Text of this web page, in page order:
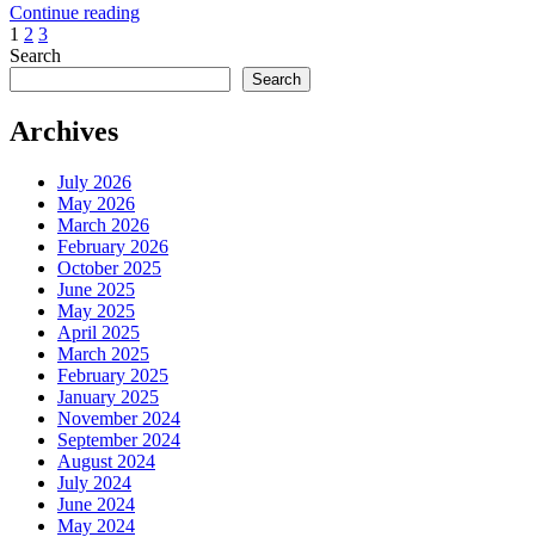
Continue reading
Posts
pagination
1 2 3
Search
Search
Archives
July 2026
May 2026
March 2026
February 2026
October 2025
June 2025
May 2025
April 2025
March 2025
February 2025
January 2025
November 2024
September 2024
August 2024
July 2024
June 2024
May 2024